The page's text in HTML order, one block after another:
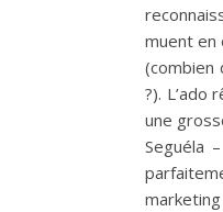
muent en
(combien
?). L’ado
une
Seguéla